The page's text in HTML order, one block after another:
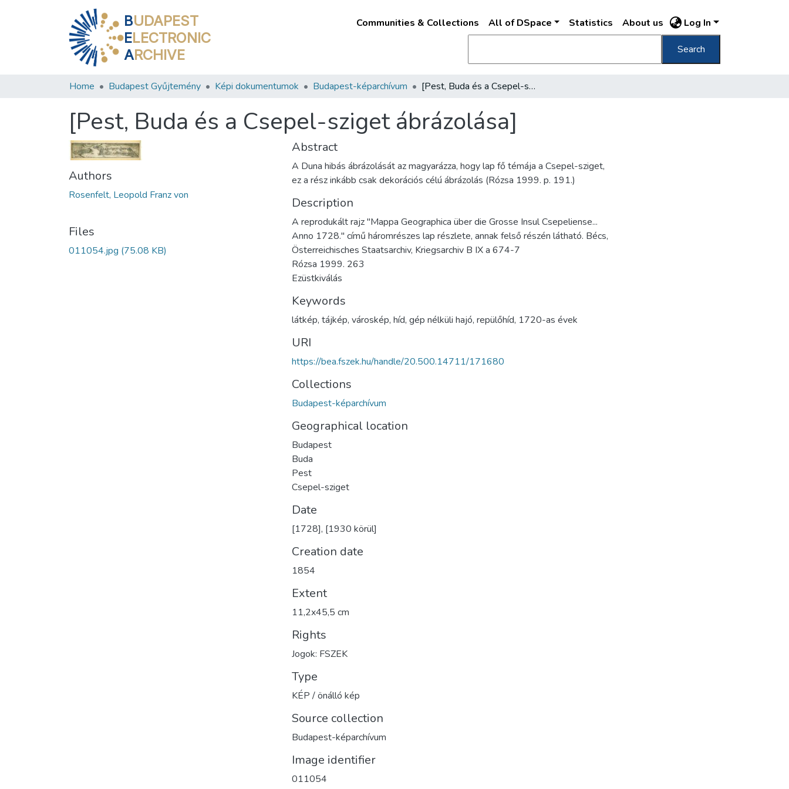
BUDAPEST
ELECTRONIC
ARCHIVE
Communities & Collections All of DSpace Statistics About us Log In
Search
Home Budapest Gyűjtemény Képi dokumentumok Budapest-képarchívum [Pest, Buda és a Csepel-sziget ábrázolása]
[Pest, Buda és a Csepel-sziget ábrázolása]
Authors
Rosenfelt, Leopold Franz von
Files
011054.jpg (75.08 KB)
Abstract
A Duna hibás ábrázolását az magyarázza, hogy lap fő témája a Csepel-sziget,
ez a rész inkább csak dekorációs célú ábrázolás (Rózsa 1999. p. 191.)
Description
A reprodukált rajz "Mappa Geographica über die Grosse Insul Csepeliense...
Anno 1728." című háromrészes lap részlete, annak felső részén látható. Bécs,
Österreichisches Staatsarchiv, Kriegsarchiv B IX a 674-7
Rózsa 1999. 263
Ezüstkiválás
Keywords
látkép, tájkép, városkép, híd, gép nélküli hajó, repülőhíd, 1720-as évek
URI
https://bea.fszek.hu/handle/20.500.14711/171680
Collections
Budapest-képarchívum
Geographical location
Budapest
Buda
Pest
Csepel-sziget
Date
[1728], [1930 körül]
Creation date
1854
Extent
11,2x45,5 cm
Rights
Jogok: FSZEK
Type
KÉP / önálló kép
Source collection
Budapest-képarchívum
Image identifier
011054